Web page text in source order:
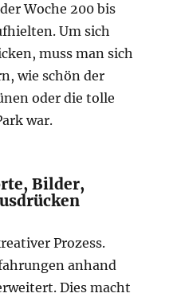
Woche 200 bis
Um sich
muss man sich
wie schön der
oder die tolle
war.
Bilder,
Prozess.
anhand
Dies macht